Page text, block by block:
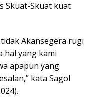
Skuat-Skuat kuat
Akansegera rugi
hal yang kami
apapun yang
kata Sagol